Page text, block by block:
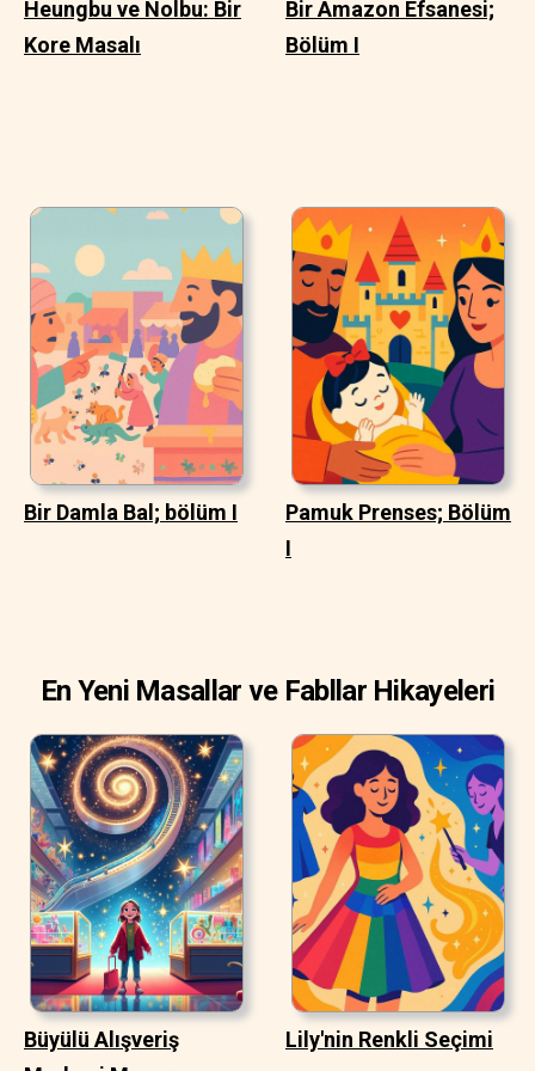
Heungbu ve Nolbu: Bir
Kore Masalı
Bir Amazon Efsanesi;
Bölüm I
Bir Damla Bal; bölüm I
Pamuk Prenses; Bölüm
I
En Yeni Masallar ve Fabllar Hikayeleri
Büyülü Alışveriş
Lily'nin Renkli Seçimi